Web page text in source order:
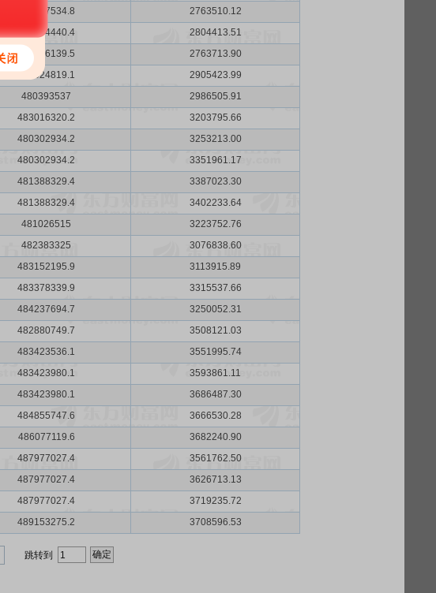
479127534.8
2763510.12
480574440.4
2804413.51
481976139.5
2763713.90
479624819.1
2905423.99
480393537
2986505.91
483016320.2
3203795.66
480302934.2
3253213.00
480302934.2
3351961.17
481388329.4
3387023.30
481388329.4
3402233.64
481026515
3223752.76
482383325
3076838.60
483152195.9
3113915.89
483378339.9
3315537.66
484237694.7
3250052.31
482880749.7
3508121.03
483423536.1
3551995.74
483423980.1
3593861.11
483423980.1
3686487.30
484855747.6
3666530.28
486077119.6
3682240.90
487977027.4
3561762.50
487977027.4
3626713.13
487977027.4
3719235.72
489153275.2 3708596.53
跳转到